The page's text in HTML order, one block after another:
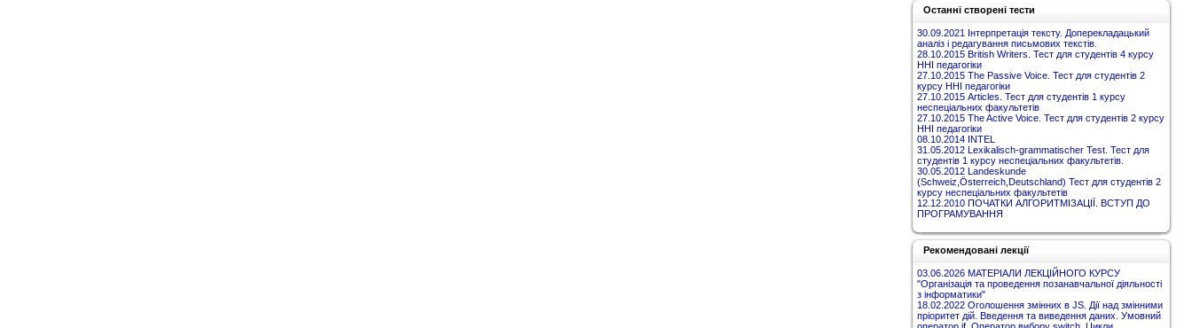
Останні створені тести
30.09.2021 Інтерпретація тексту. Доперекладацький
аналіз і редагування письмових текстів.
28.10.2015 British Writers. Тест для студентів 4 курсу
ННІ педагогіки
27.10.2015 The Passive Voice. Тест для студентів 2
курсу ННІ педагогіки
27.10.2015 Articles. Тест для студентів 1 курсу
неспеціальних факультетів
27.10.2015 The Active Voice. Тест для студентів 2 курсу
ННІ педагогіки
08.10.2014 INTEL
31.05.2012 Lexikalisch-grammatischer Test. Тест для
студентів 1 курсу неспеціальних факультетів.
30.05.2012 Landeskunde
(Schweiz,Österreich,Deutschland) Тест для студентів 2
курсу неспеціальних факультетів
12.12.2010 ПОЧАТКИ АЛГОРИТМІЗАЦІЇ. ВСТУП ДО
ПРОГРАМУВАННЯ
Рекомендовані лекції
03.06.2026 МАТЕРІАЛИ ЛЕКЦІЙНОГО КУРСУ
"Організація та проведення позанавчальної діяльності
з інформатики"
18.02.2022 Оголошення змінних в JS. Дії над змінними
пріоритет дій. Введення та виведення даних. Умовний